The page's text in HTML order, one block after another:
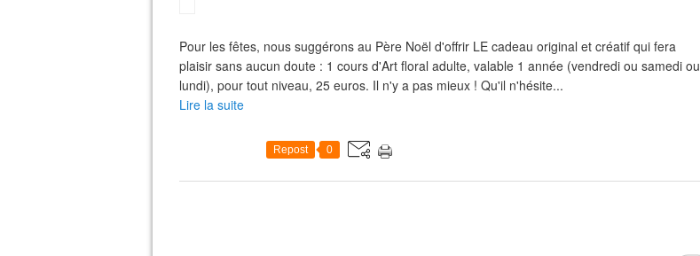
Pour les fêtes, nous suggérons au Père Noël d'offrir LE cadeau original et créatif qui fera
plaisir sans aucun doute : 1 cours d'Art floral adulte, valable 1 année (vendredi ou samedi ou
lundi), pour tout niveau, 25 euros. Il n'y a pas mieux ! Qu'il n'hésite...
Lire la suite
Repost 0